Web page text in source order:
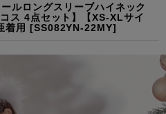
ルロングスリーブハイネック
ス 4点セット】【XS-XLサイ
着用 [SS082YN-22MY]